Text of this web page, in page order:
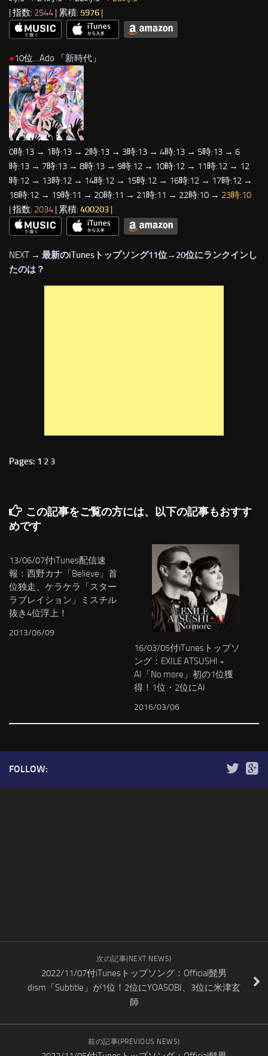
| 指数: 2544 | 累積: 5976 |
●10位…Ado 「新時代 」
0時:13 → 1時:13 → 2時:13 → 3時:13 → 4時:13 → 5時:13 → 6
時:13 → 7時:13 → 8時:13 → 9時:12 → 10時:12 → 11時:12 → 12
時:12 → 13時:12 → 14時:12 → 15時:12 → 16時:12 → 17時:12 →
18時:12 → 19時:11 → 20時:11 → 21時:11 → 22時:10 → 23時:10
| 指数: 2034 | 累積: 400203 |
NEXT → 最新のiTunesトップソング11位→20位にランクインし
たのは？
Pages: 1 2 3
この記事をご覧の方には、以下の記事もおすす
めです
13/06/07付iTunes配信速
報：西野カナ「Believe」首
位独走、ケラケラ「スター
ラブレイション」ミスチル
抜き4位浮上！
2013/06/09
16/03/05付iTunesトップソ
ング：EXILE ATSUSHI +
AI「No more」初の1位獲
得！1位・2位にAI
2016/03/06
FOLLOW:
次の記事(NEXT NEWS)
2022/11/07付iTunesトップソング：Official髭男
dism「Subtitle」が1位！2位にYOASOBI、3位に米津玄
師
前の記事(PREVIOUS NEWS)